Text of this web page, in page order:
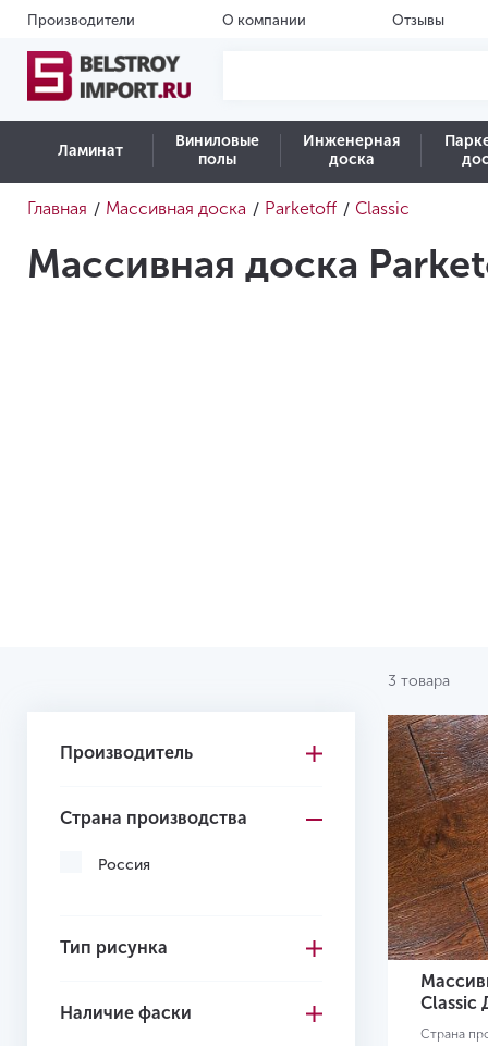
Производители О компании Отзывы
Ламинат
Виниловые
полы
Инженерная
доска
Главная / Массивная доска / Parketoff / Classic
Массивная доска
3 товара
Производитель
Страна производства
Россия
Тип рисунка
Наличие фаски
Classic
Страна